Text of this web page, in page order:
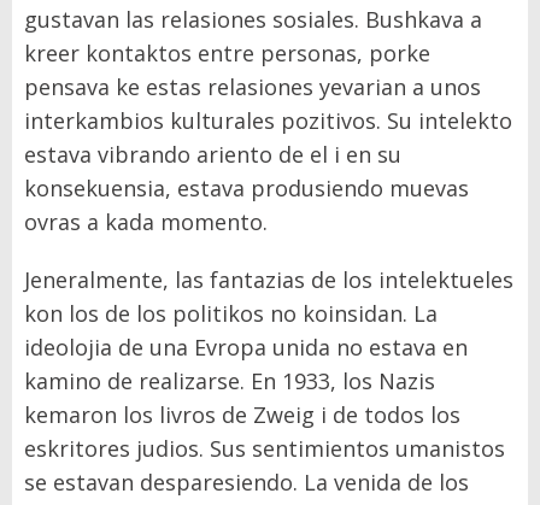
gustavan las relasiones sosiales. Bushkava a
kreer kontaktos entre personas, porke
pensava ke estas relasiones yevarian a unos
interkambios kulturales pozitivos. Su intelekto
estava vibrando ariento de el i en su
konsekuensia, estava produsiendo muevas
ovras a kada momento.
Jeneralmente, las fantazias de los intelektueles
kon los de los politikos no koinsidan. La
ideolojia de una Evropa unida no estava en
kamino de realizarse. En 1933, los Nazis
kemaron los livros de Zweig i de todos los
eskritores judios. Sus sentimientos umanistos
se estavan desparesiendo. La venida de los